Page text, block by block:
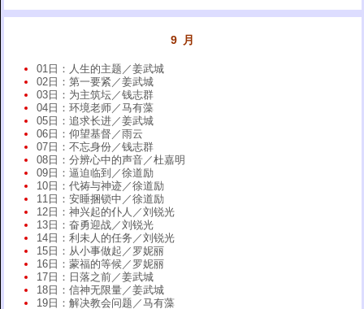
9 月
01日：人生的主题／姜武城
02日：第一要紧／姜武城
03日：为主筑坛／钱志群
04日：环境老师／马有藻
05日：追求长进／姜武城
06日：仰望基督／雨云
07日：不忘身份／钱志群
08日：分辨心中的声音／杜嘉明
09日：逼迫临到／徐道励
10日：代祷与神迹／徐道励
11日：安睡捆锁中／徐道励
12日：神兴起的仆人／刘锐光
13日：奋勇迎战／刘锐光
14日：利未人的任务／刘锐光
15日：从小事做起／罗妮丽
16日：蒙福的等候／罗妮丽
17日：日落之前／姜武城
18日：信神无限量／姜武城
19日：解决教会问题／马有藻